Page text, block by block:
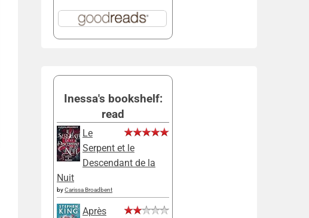
Inessa's bookshelf:
read
Le
Serpent et le
Descendant de la
Nuit
byCarissa Broadbent
Après